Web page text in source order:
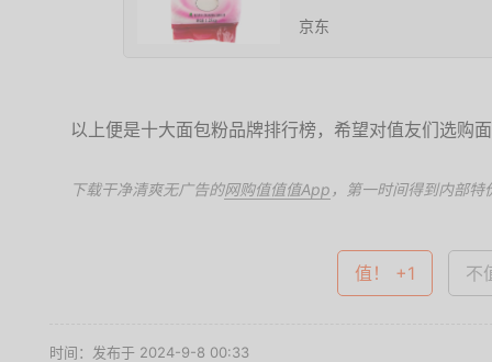
京东
以上便是十大面包粉品牌排行榜，希望对值友们选购
下载干净清爽无广告的网购值值值App ，第一时间得到内部特
值！ +1 不
时间：发布于 2024-9-8 00:33